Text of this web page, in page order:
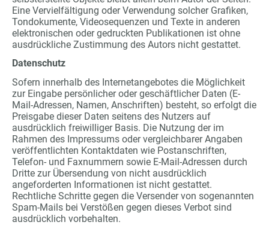
Eine Vervielfältigung oder Verwendung solcher Grafiken,
Tondokumente, Videosequenzen und Texte in anderen
elektronischen oder gedruckten Publikationen ist ohne
ausdrückliche Zustimmung des Autors nicht gestattet.
Datenschutz
Sofern innerhalb des Internetangebotes die Möglichkeit
zur Eingabe persönlicher oder geschäftlicher Daten (E-
Mail-Adressen, Namen, Anschriften) besteht, so erfolgt die
Preisgabe dieser Daten seitens des Nutzers auf
ausdrücklich freiwilliger Basis. Die Nutzung der im
Rahmen des Impressums oder vergleichbarer Angaben
veröffentlichten Kontaktdaten wie Postanschriften,
Telefon- und Faxnummern sowie E-Mail-Adressen durch
Dritte zur Übersendung von nicht ausdrücklich
angeforderten Informationen ist nicht gestattet.
Rechtliche Schritte gegen die Versender von sogenannten
Spam-Mails bei Verstößen gegen dieses Verbot sind
ausdrücklich vorbehalten.